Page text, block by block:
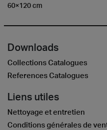
60×120 cm
Downloads
Collections Catalogues
References Catalogues
Liens utiles
Nettoyage et entretien
Conditions générales de